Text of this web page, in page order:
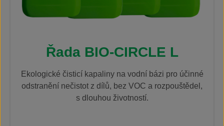
Řada BIO-CIRCLE L
Ekologické čisticí kapaliny na vodní bázi pro účinné
odstranění nečistot z dílů, bez VOC a rozpouštědel,
s dlouhou životností.